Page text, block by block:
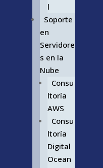
l
Soporte
en
Servidore
s en la
Nube
Consu
ltoría
AWS
Consu
ltoría
Digital
Ocean